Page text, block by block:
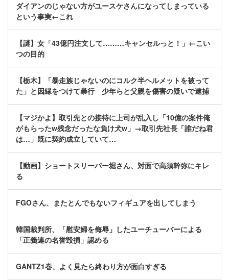
ダイアンのじゃない方がユースケさんになってしまっている
という事実←これ
【謎】女「43億円注文して………キャンセルっと！」←こい
つの目的
【栃木】「暴走族じゃないのにコルク半ヘルメットを被って
た」と因縁をつけて暴行 少年らと父親を傷害の疑いで逮捕
【マジかよ】取引先との接待に上司が乱入し「10億の案件俺
がもらったw残念だったな負け犬w」→取引先社長「誰だね君
は…」既に契約成立していて…
【動画】ショートスリーパー堀さん、対面で高須幹弥にキレ
る
FGOさん、またとんでもないフィギュアを出してしまう
韓国裁判所、「慰安婦を侮辱」したユーチューバーによる
「正義連の名誉毀損」認める
GANTZ1巻、よく見たら終わり方が面白すぎる